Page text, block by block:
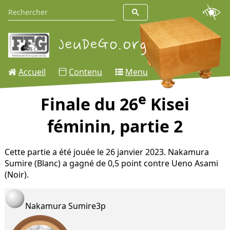
Accueil Contenu Menu
Finale du 26e Kisei
féminin, partie 2
Cette partie a été jouée le 26 janvier 2023. Nakamura
Sumire (Blanc) a gagné de 0,5 point contre Ueno Asami
(Noir).
Nakamura Sumire3p